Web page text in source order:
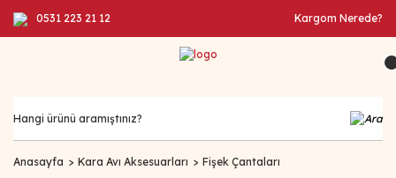
0531 223 21 12 Kargom Nerede?
Anasayfa Kara Avı Aksesuarları Fişek Çantaları